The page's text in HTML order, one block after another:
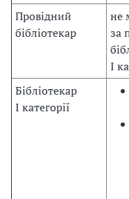
Провідний
бібліотекар
не
за
I
Бібліотекар
I категорії